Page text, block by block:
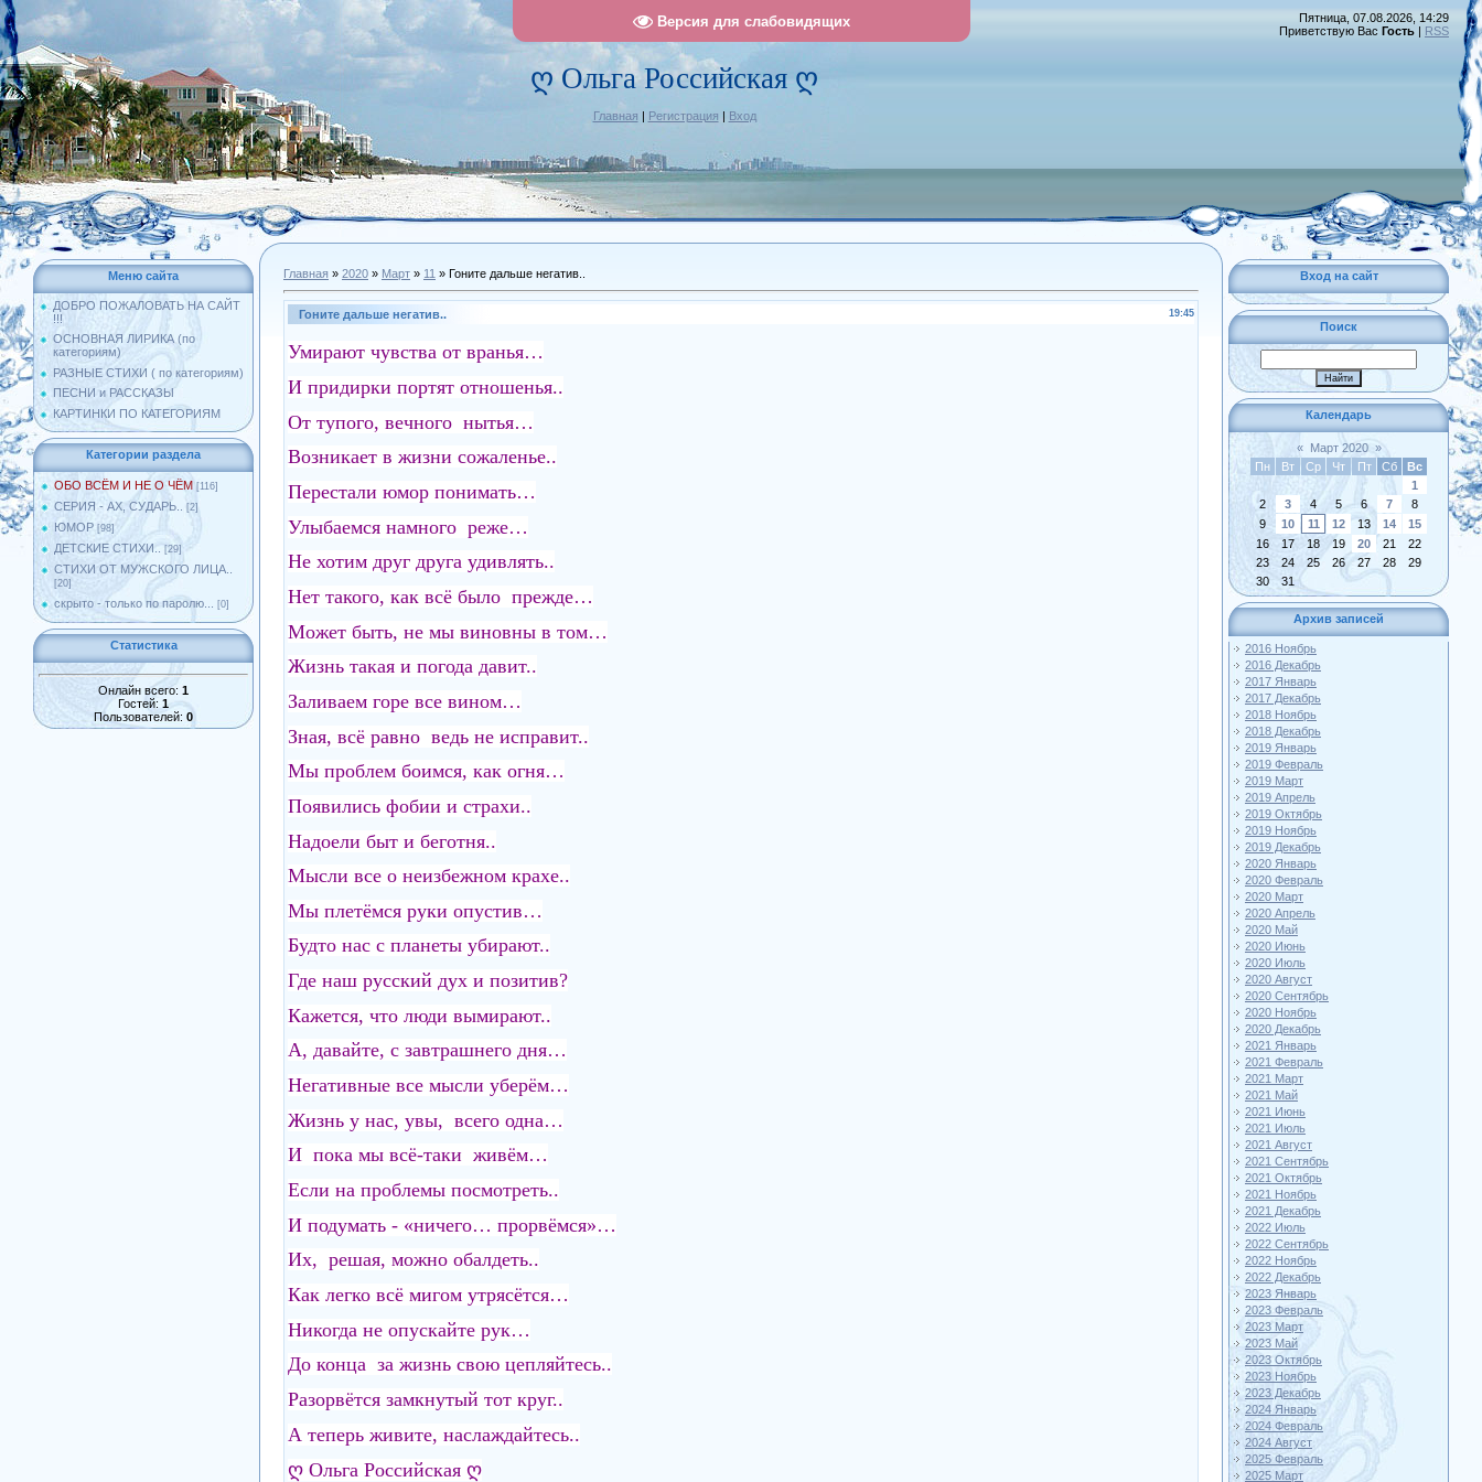
Версия для слабовидящих
ღ Ольга Российская ღ
Главная | Регистрация | Вход
Пятница, 07.08.2026, 14:29
Приветствую Вас Гость | RSS
Меню сайта
ДОБРО ПОЖАЛОВАТЬ НА САЙТ
!!!
ОСНОВНАЯ ЛИРИКА (по
категориям)
РАЗНЫЕ СТИХИ ( по категориям)
ПЕСНИ и РАССКАЗЫ
КАРТИНКИ ПО КАТЕГОРИЯМ
Категории раздела
ОБО ВСЁМ И НЕ О ЧЁМ [116]
СЕРИЯ - АХ, СУДАРЬ.. [2]
ЮМОР [98]
ДЕТСКИЕ СТИХИ.. [29]
СТИХИ ОТ МУЖСКОГО ЛИЦА..
[20]
скрыто - только по паролю... [0]
Статистика
Онлайн всего: 1
Гостей: 1
Пользователей: 0
Главная » 2020 » Март » 11 » Гоните дальше негатив..
19:45
Гоните дальше негатив..
Умирают чувства от вранья…
И придирки портят отношенья..
От тупого, вечного нытья…
Возникает в жизни сожаленье..
Перестали юмор понимать…
Улыбаемся намного реже…
Не хотим друг друга удивлять..
Нет такого, как всё было прежде…
Может быть, не мы виновны в том…
Жизнь такая и погода давит..
Заливаем горе все вином…
Зная, всё равно ведь не исправит..
Мы проблем боимся, как огня…
Появились фобии и страхи..
Надоели быт и беготня..
Мысли все о неизбежном крахе..
Мы плетёмся руки опустив…
Будто нас с планеты убирают..
Где наш русский дух и позитив?
Кажется, что люди вымирают..
А, давайте, с завтрашнего дня…
Негативные все мысли уберём…
Жизнь у нас, увы, всего одна…
И пока мы всё-таки живём…
Если на проблемы посмотреть..
И подумать - «ничего… прорвёмся»…
Их, решая, можно обалдеть..
Как легко всё мигом утрясётся…
Никогда не опускайте рук…
До конца за жизнь свою цепляйтесь..
Разорвётся замкнутый тот круг..
А теперь живите, наслаждайтесь..
ღ Ольга Российская ღ
Вход на сайт
Поиск
Календарь
« Март 2020 »
Пн
Вт Ср Чт Пт Сб
Вс
1
2
3 4 5 6 7
8
9
10 11 12 13 14
15
16
17 18 19 20 21
22
23
24 25 26 27 28
29
30
31
Архив записей
2016 Ноябрь
2016 Декабрь
2017 Январь
2017 Декабрь
2018 Ноябрь
2018 Декабрь
2019 Январь
2019 Февраль
2019 Март
2019 Апрель
2019 Октябрь
2019 Ноябрь
2019 Декабрь
2020 Январь
2020 Февраль
2020 Март
2020 Апрель
2020 Май
2020 Июнь
2020 Июль
2020 Август
2020 Сентябрь
2020 Ноябрь
2020 Декабрь
2021 Январь
2021 Февраль
2021 Март
2021 Май
2021 Июнь
2021 Июль
2021 Август
2021 Сентябрь
2021 Октябрь
2021 Ноябрь
2021 Декабрь
2022 Июль
2022 Сентябрь
2022 Ноябрь
2022 Декабрь
2023 Январь
2023 Февраль
2023 Март
2023 Май
2023 Октябрь
2023 Ноябрь
2023 Декабрь
2024 Январь
2024 Февраль
2024 Август
2025 Февраль
2025 Март